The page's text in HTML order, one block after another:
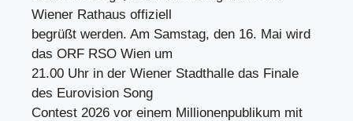
Wiener Rathaus offiziell
begrüßt werden. Am Samstag, den 16. Mai wird
das ORF RSO Wien um
21.00 Uhr in der Wiener Stadthalle das Finale
des Eurovision Song
Contest 2026 vor einem Millionenpublikum mit